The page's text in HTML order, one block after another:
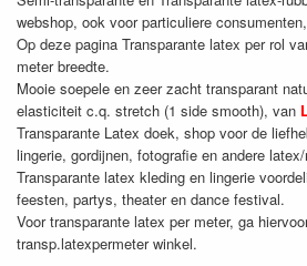
webshop, ook voor particuliere
Op deze pagina Transparante latex per rol
meter breedte.
Mooie soepele en zeer zacht transparant
elasticiteit c.q. stretch (1 side smooth), van
Transparante Latex doek, shop voor de
lingerie, gordijnen, fotografie en andere
Transparante latex kleding en lingerie
feesten, partys, theater en dance festival.
Voor transparante latex per meter, ga
transp.latexpermeter winkel.